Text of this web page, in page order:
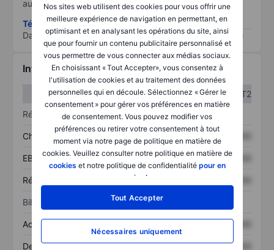
Nos sites web utilisent des cookies pour vous offrir une
meilleure expérience de navigation en permettant, en
optimisant et en analysant les opérations du site, ainsi
que pour fournir un contenu publicitaire personnalisé et
vous permettre de vous connecter aux médias sociaux.
En choisissant « Tout Accepter», vous consentez à
l'utilisation de cookies et au traitement des données
personnelles qui en découle. Sélectionnez « Gérer le
consentement » pour gérer vos préférences en matière
de consentement. Vous pouvez modifier vos
préférences ou retirer votre consentement à tout
moment via notre page de politique en matière de
cookies. Veuillez consulter notre politique en matière de
cookies et notre politique de confidentialité pour en
savoir plus
Tout Accepter
Nécessaires uniquement
au risque le plus élevé).
Télécharger la méthodologie ESG (en anglais)
Data provided by
/
Informations financières
T1
T2
Résultats
Chiffre d’affaires XXXXXXX XXXXXXX
EBITDA XXXXXXX XXXXXXX
Résultat net
Bilan
Actif total XXXXXXX
Dette totale XXXXXXX XXXXXXX